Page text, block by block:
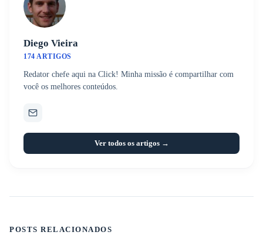
Diego Vieira
174 ARTIGOS
Redator chefe aqui na Click! Minha missão é compartilhar com
você os melhores conteúdos.
Ver todos os artigos →
POSTS RELACIONADOS